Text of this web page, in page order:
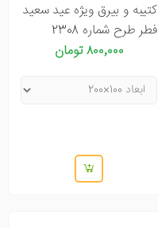
کتیبه و بیرق ویژه عید سعید
فطر طرح شماره 2308
۸۰۰٬۰۰۰ تومان